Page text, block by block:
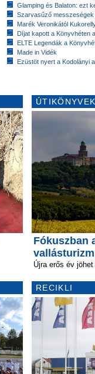
Glamping és Balaton: ezt
Szarvasűző messzeségek
Marék Veronikától
Díjat kapott a Könyvhéten
ELTE Legendák a
Made in Vidék
Ezüstöt nyert a Kodolányi
Fókuszban
Újra erős év
RECIKLI